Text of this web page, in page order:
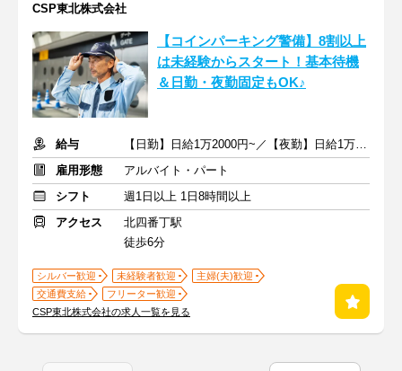
CSP東北株式会社
【コインパーキング警備】8割以上
は未経験からスタート！基本待機
＆日勤・夜勤固定もOK♪
給与
【日勤】日給1万2000円~／【夜勤】日給1万3800円~
雇用形態
アルバイト・パート
シフト
週1日以上 1日8時間以上
アクセス
北四番丁駅
徒歩6分
シルバー歓迎 未経験者歓迎
主婦(夫)歓迎
交通費支給
フリーター歓迎
CSP東北株式会社の求人一覧を見る